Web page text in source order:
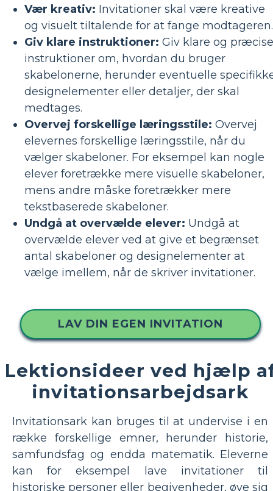
Vær kreativ: Invitationer skal være kreative
og visuelt tiltalende for at fange modtageren.
Giv klare instruktioner: Giv klare og præcise
instruktioner om, hvordan du bruger
skabelonerne, herunder eventuelle
designelementer eller detaljer, der skal
medtages.
Overvej forskellige læringsstile: Overvej
elevernes forskellige læringsstile, når du
vælger skabeloner. For eksempel kan nogle
elever foretrække mere visuelle skabeloner,
mens andre måske foretrækker mere
tekstbaserede skabeloner.
Undgå at overvælde elever: Undgå at
overvælde elever ved at give et begrænset
antal skabeloner og designelementer at
vælge imellem, når de skriver invitationer.
LAV DIN EGEN INVITATION
Lektionsideer ved hjælp
invitationsarbejdsark
Invitationsark kan bruges til at undervise i en
række forskellige emner, herunder historie,
samfundsfag og endda matematik. Eleverne
kan for eksempel lave invitationer til
historiske personer eller begivenheder, øve sig